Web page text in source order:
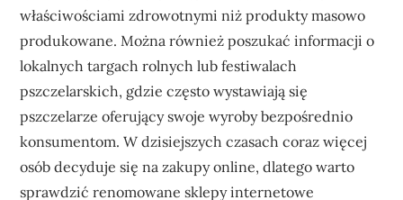
właściwościami zdrowotnymi niż produkty masowo
produkowane. Można również poszukać informacji o
lokalnych targach rolnych lub festiwalach
pszczelarskich, gdzie często wystawiają się
pszczelarze oferujący swoje wyroby bezpośrednio
konsumentom. W dzisiejszych czasach coraz więcej
osób decyduje się na zakupy online, dlatego warto
sprawdzić renomowane sklepy internetowe